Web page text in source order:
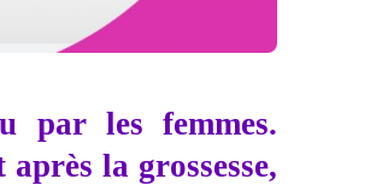
par les femmes.
la grossesse,